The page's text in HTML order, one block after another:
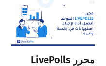
محرر LivePolls